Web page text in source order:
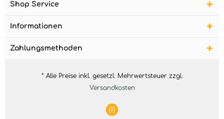
Shop Service
Informationen
Zahlungsmethoden
* Alle Preise inkl. gesetzl. Mehrwertsteuer zzgl.
Versandkosten